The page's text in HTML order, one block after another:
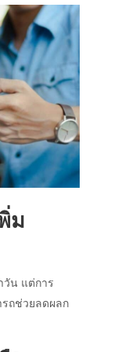
ม
วัน แต่การ
ถช่วยลดผลก